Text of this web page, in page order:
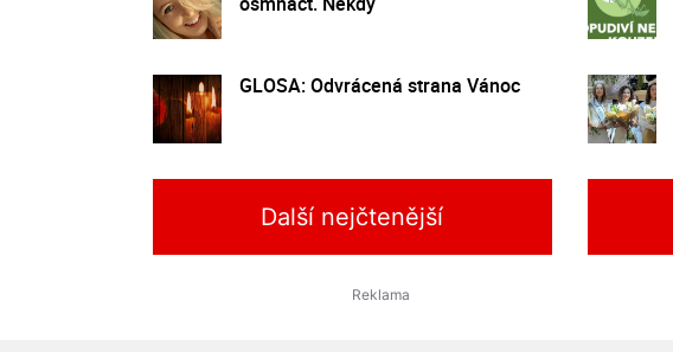
GLOSA: Odvrácená strana Vánoc
Další nejčtenější